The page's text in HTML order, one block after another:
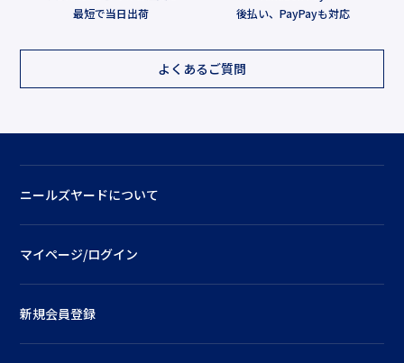
最短で当日出荷
後払い、PayPayも対応
よくあるご質問
ニールズヤードについて
マイページ/ログイン
新規会員登録